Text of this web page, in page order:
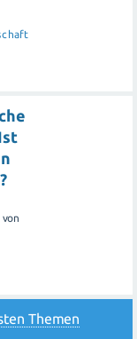
von
Themen